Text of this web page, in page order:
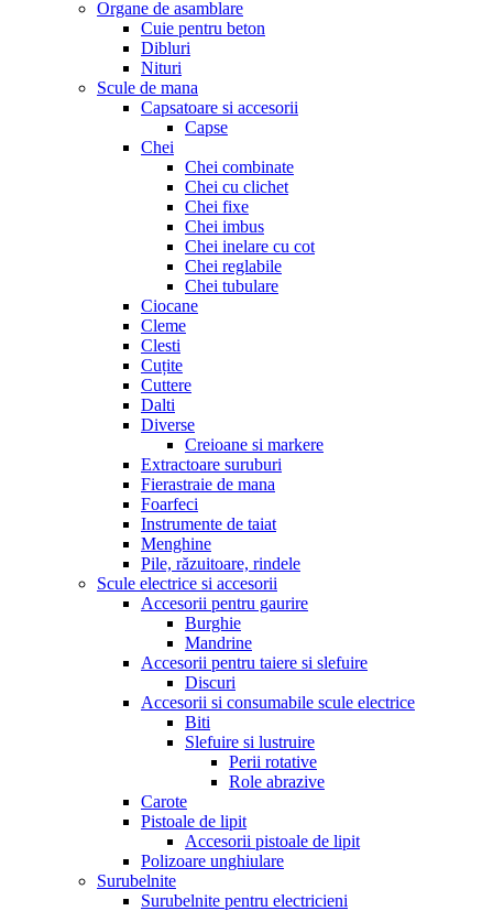
Organe de asamblare
Cuie pentru beton
Dibluri
Nituri
Scule de mana
Capsatoare si accesorii
Capse
Chei
Chei combinate
Chei cu clichet
Chei fixe
Chei imbus
Chei inelare cu cot
Chei reglabile
Chei tubulare
Ciocane
Cleme
Clesti
Cuțite
Cuttere
Dalti
Diverse
Creioane si markere
Extractoare suruburi
Fierastraie de mana
Foarfeci
Instrumente de taiat
Menghine
Pile, răzuitoare, rindele
Scule electrice si accesorii
Accesorii pentru gaurire
Burghie
Mandrine
Accesorii pentru taiere si slefuire
Discuri
Accesorii si consumabile scule electrice
Biti
Slefuire si lustruire
Perii rotative
Role abrazive
Carote
Pistoale de lipit
Accesorii pistoale de lipit
Polizoare unghiulare
Surubelnite
Surubelnite pentru electricieni